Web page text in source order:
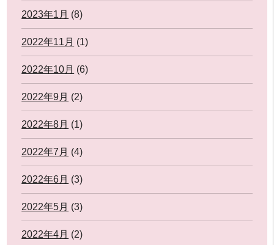
2023年1月 (8)
2022年11月 (1)
2022年10月 (6)
2022年9月 (2)
2022年8月 (1)
2022年7月 (4)
2022年6月 (3)
2022年5月 (3)
2022年4月 (2)